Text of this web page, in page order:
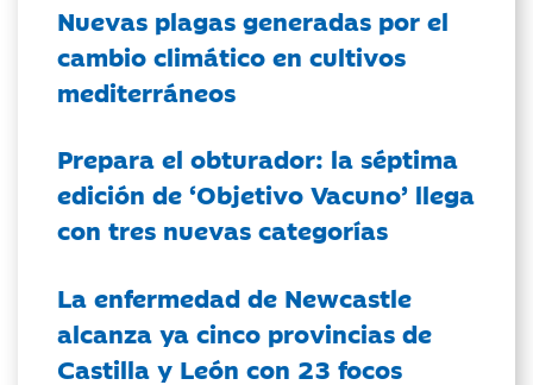
Nuevas plagas generadas por el
cambio climático en cultivos
mediterráneos
Prepara el obturador: la séptima
edición de ‘Objetivo Vacuno’ llega
con tres nuevas categorías
La enfermedad de Newcastle
alcanza ya cinco provincias de
Castilla y León con 23 focos